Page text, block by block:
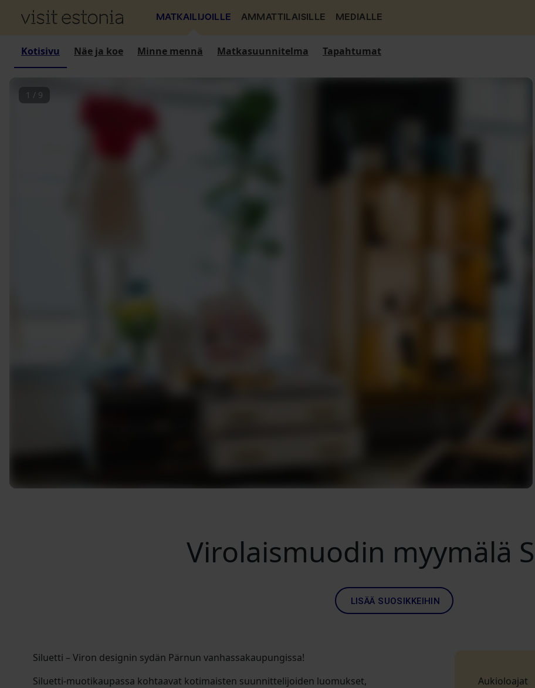
MATKAILIJOILLE AMMATTILAISILLE MEDIALLE
Kotisivu Näe ja koe Minne mennä Matkasuunnitelma Tapahtumat
1 / 9
Virolaismuodin myymälä
LISÄÄ SUOSIKKEIHIN
Siluetti – Viron designin sydän Pärnun vanhassakaupungissa!
Siluetti-muotikaupassa kohtaavat kotimaisten suunnittelijoiden luomukset,
Aukioloajat